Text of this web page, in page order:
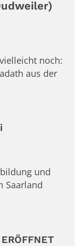
noch:
aus der
und
Saarland